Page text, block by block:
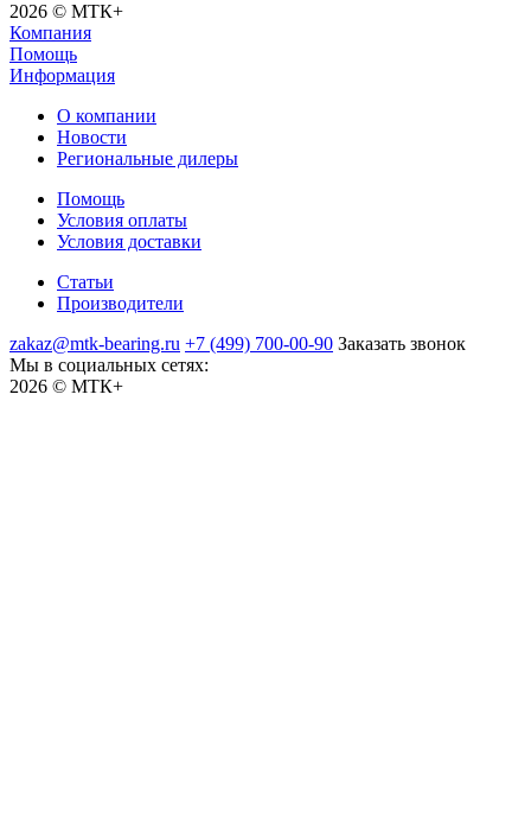
2026 © МТК+
Компания
Помощь
Информация
О компании
Новости
Региональные дилеры
Помощь
Условия оплаты
Условия доставки
Статьи
Производители
zakaz@mtk-bearing.ru +7 (499) 700-00-90 Заказать звонок
Мы в социальных сетях:
2026 © МТК+